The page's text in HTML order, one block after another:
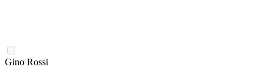
Gino Rossi